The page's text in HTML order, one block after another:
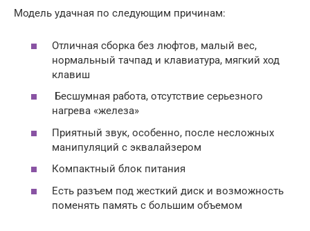
Модель удачная по следующим причинам:
Отличная сборка без люфтов, малый вес,
нормальный тачпад и клавиатура, мягкий ход
клавиш
Бесшумная работа, отсутствие серьезного
нагрева «железа»
Приятный звук, особенно, после несложных
манипуляций с эквалайзером
Компактный блок питания
Есть разъем под жесткий диск и возможность
поменять память с большим объемом